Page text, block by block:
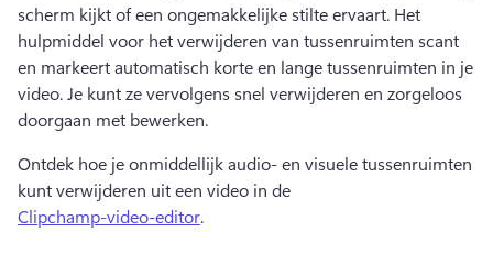
scherm kijkt of een ongemakkelijke stilte ervaart. Het
hulpmiddel voor het verwijderen van tussenruimten scant
en markeert automatisch korte en lange tussenruimten in je
video. Je kunt ze vervolgens snel verwijderen en zorgeloos
doorgaan met bewerken.
Ontdek hoe je onmiddellijk audio- en visuele tussenruimten
kunt verwijderen uit een video in de
Clipchamp-video-editor.